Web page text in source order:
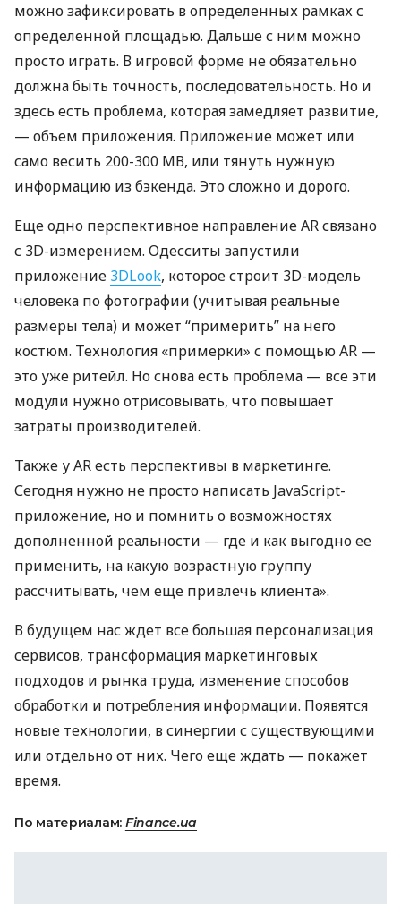
можно зафиксировать в определенных рамках с
определенной площадью. Дальше с ним можно
просто играть. В игровой форме не обязательно
должна быть точность, последовательность. Но и
здесь есть проблема, которая замедляет развитие,
— объем приложения. Приложение может или
само весить 200-300 МВ, или тянуть нужную
информацию из бэкенда. Это сложно и дорого.
Еще одно перспективное направление AR связано
с 3D-измерением. Одесситы запустили
приложение 3DLook, которое строит 3D-модель
человека по фотографии (учитывая реальные
размеры тела) и может “примерить” на него
костюм. Технология «примерки» с помощью AR —
это уже ритейл. Но снова есть проблема — все эти
модули нужно отрисовывать, что повышает
затраты производителей.
Также у AR есть перспективы в маркетинге.
Сегодня нужно не просто написать JavaScript-
приложение, но и помнить о возможностях
дополненной реальности — где и как выгодно ее
применить, на какую возрастную группу
рассчитывать, чем еще привлечь клиента».
В будущем нас ждет все большая персонализация
сервисов, трансформация маркетинговых
подходов и рынка труда, изменение способов
обработки и потребления информации. Появятся
новые технологии, в синергии с существующими
или отдельно от них. Чего еще ждать — покажет
время.
По материалам: Finance.ua